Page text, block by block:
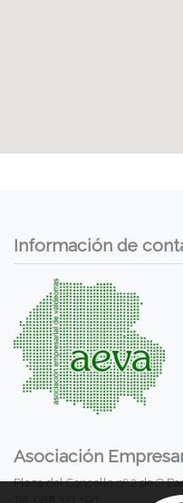
Información de
Asociación
Plaza del Concello nº 2 de O